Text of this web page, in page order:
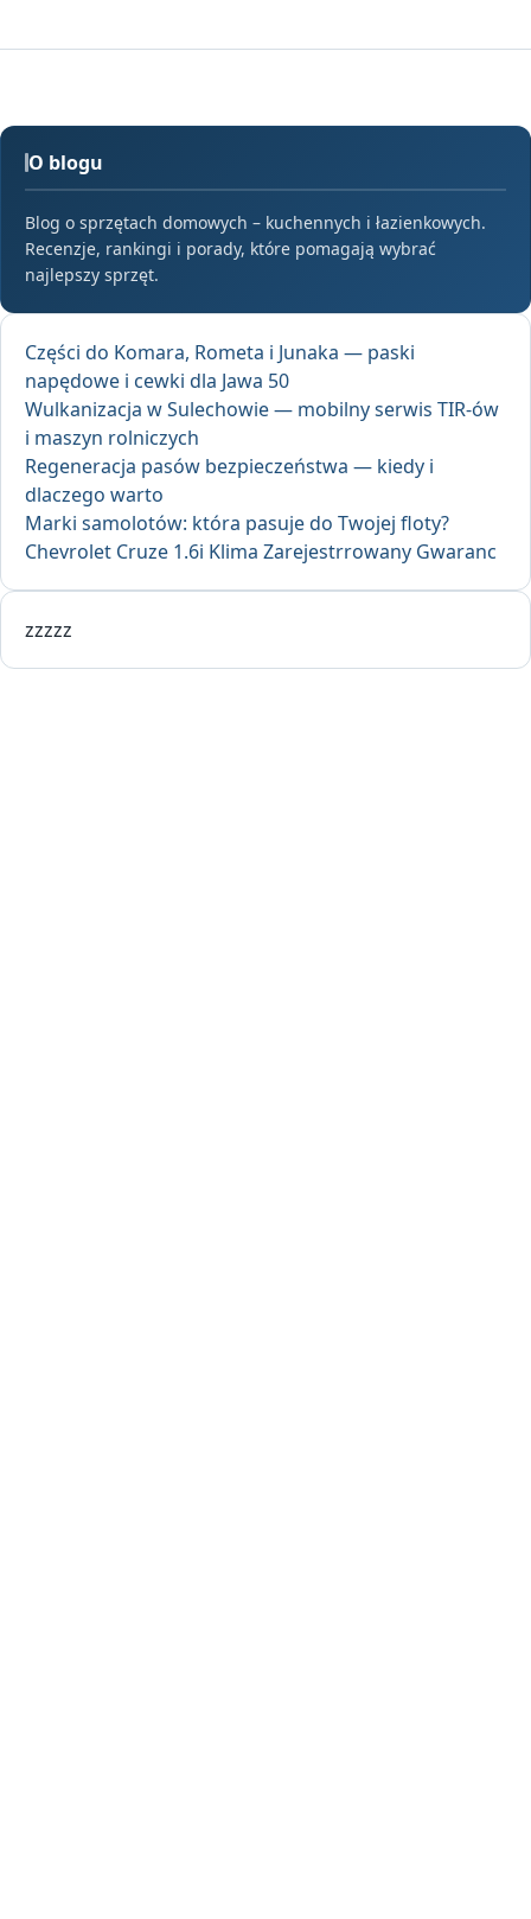
O blogu
Blog o sprzętach domowych – kuchennych i łazienkowych.
Recenzje, rankingi i porady, które pomagają wybrać
najlepszy sprzęt.
Części do Komara, Rometa i Junaka — paski
napędowe i cewki dla Jawa 50
Wulkanizacja w Sulechowie — mobilny serwis TIR-ów
i maszyn rolniczych
Regeneracja pasów bezpieczeństwa — kiedy i
dlaczego warto
Marki samolotów: która pasuje do Twojej floty?
Chevrolet Cruze 1.6i Klima Zarejestrrowany Gwaranc
zzzzz